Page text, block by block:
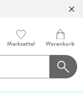
Merkzettel Warenkorb